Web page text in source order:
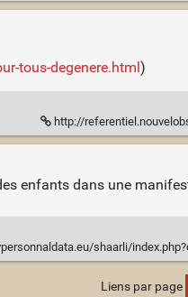
tous-degenere.html )
http://
enfants dans une
shaarli/
Liens par page